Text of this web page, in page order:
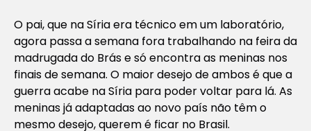
O pai, que na Síria era técnico em um laboratório,
agora passa a semana fora trabalhando na feira da
madrugada do Brás e só encontra as meninas nos
finais de semana. O maior desejo de ambos é que a
guerra acabe na Síria para poder voltar para lá. As
meninas já adaptadas ao novo país não têm o
mesmo desejo, querem é ficar no Brasil.